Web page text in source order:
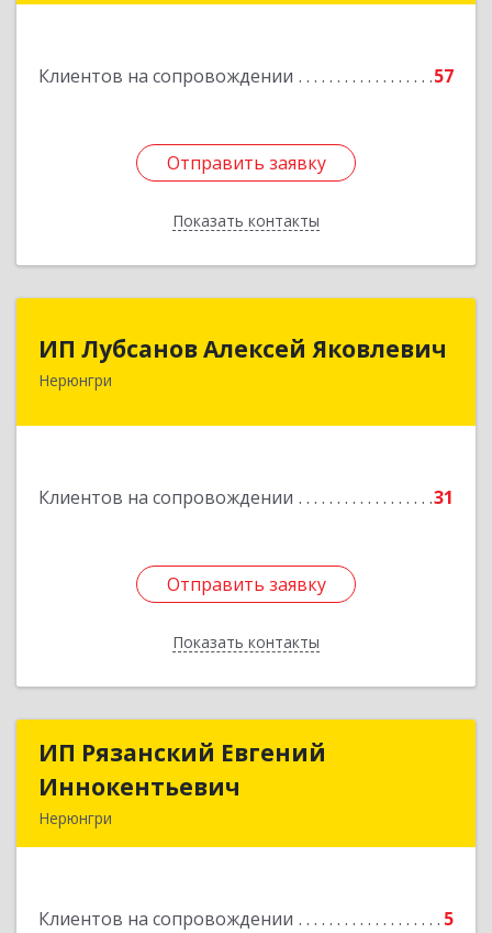
Клиентов на сопровождении 57
Отправить заявку
Показать контакты
Отправить заявку
Назад
ИП Лубсанов Алексей Яковлевич
Нерюнгри
Клиентов на сопровождении 31
Отправить заявку
Показать контакты
ИП Лубсанов Алексей Яковлевич
675002, Амурская область, г. Благовещенск, ул.
Отправить заявку
Назад
ИП Рязанский Евгений
Иннокентьевич
Нерюнгри
Клиентов на сопровождении 5
ИП Рязанский Евгений
Подробнее